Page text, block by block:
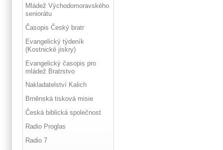
Mládež Východomoravského
seniorátu
Časopis Český bratr
Evangelický týdeník
(Kostnické jiskry)
Evangelický časopis pro
mládež Bratrstvo
Nakladatelství Kalich
Brněnská tisková misie
Česká biblická společnost
Radio Proglas
Radio 7